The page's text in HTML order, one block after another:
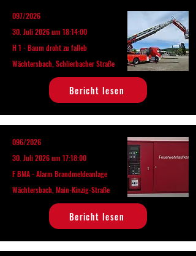
097/2026
30. Juli 2026 um 18:14:00
H 1 - Baum droht zu falleb
Wächtersbach, Schlierbacher Straße
Bericht lesen
096/2026
30. Juli 2026 um 17:18:00
F BMA - Alarm Brandmeldeanlage
Wächtersbach, Main-Kinzig-Straße
Bericht lesen